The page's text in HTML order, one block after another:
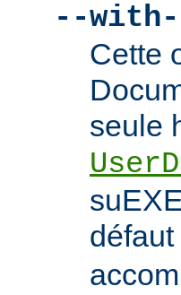
--with-
Cette
seule